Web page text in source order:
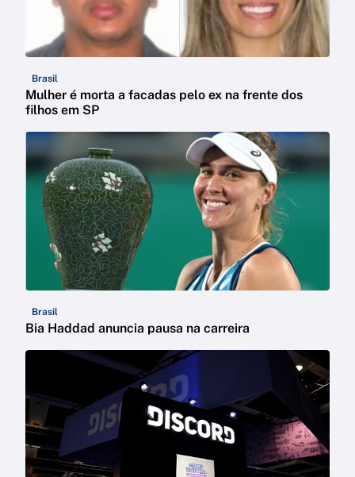
Brasil
Mulher é morta a facadas pelo ex na frente dos
filhos em SP
Brasil
Bia Haddad anuncia pausa na carreira